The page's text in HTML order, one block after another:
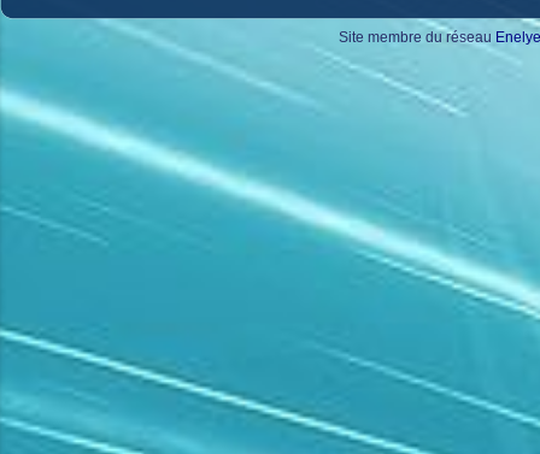
Site membre du réseau Enelye